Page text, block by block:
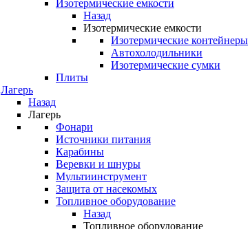
Изотермические емкости
Назад
Изотермические емкости
Изотермические контейнеры
Автохолодильники
Изотермические сумки
Плиты
Лагерь
Назад
Лагерь
Фонари
Источники питания
Карабины
Веревки и шнуры
Мультиинструмент
Защита от насекомых
Топливное оборудование
Назад
Топливное оборудование